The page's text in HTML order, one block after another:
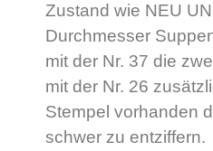
Zustand wie NEU
Durchmesser
mit der Nr. 37 die
mit der Nr. 26
Stempel vorhanden
schwer zu entziffern.